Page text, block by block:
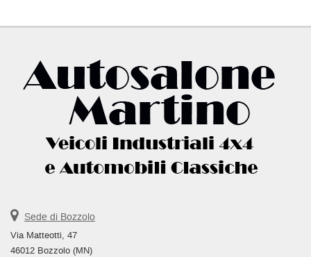
Sede di Bozzolo
Via Matteotti, 47
46012 Bozzolo (MN)